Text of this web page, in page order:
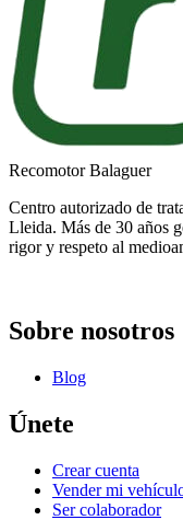
Recomotor Balaguer
Centro autorizado de
Lleida. Más de 30 años
rigor y respeto al
Sobre nosotros
Blog
Únete
Crear cuenta
Vender mi
Ser colaborador